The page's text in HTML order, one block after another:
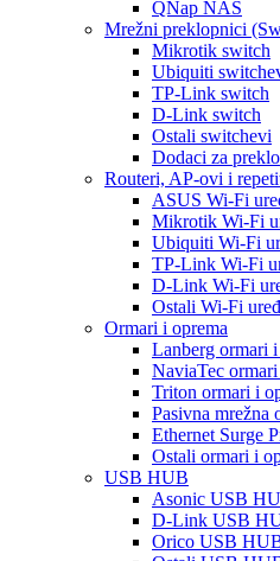
QNap NAS
Mrežni preklopnici
Mikrotik switch
Ubiquiti
TP-Link switch
D-Link switch
Ostali switchevi
Dodaci za
Routeri, AP-ovi i
ASUS Wi-Fi
Mikrotik Wi-Fi
Ubiquiti Wi-Fi
TP-Link Wi-Fi
D-Link Wi-Fi
Ostali Wi-Fi
Ormari i oprema
Lanberg ormari i
NaviaTec
Triton ormari i
Pasivna mrežna
Ethernet Surge
Ostali ormari i
USB HUB
Asonic USB
D-Link USB
Orico USB